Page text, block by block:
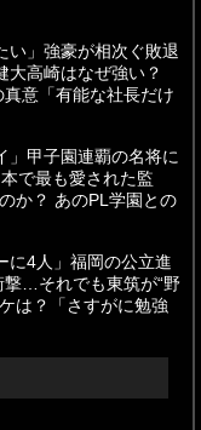
い」強豪が相次ぐ敗退
高崎はなぜ強い？
真意「有能な社長だけ
」甲子園連覇の名将に
で最も愛された監
か？ あのPL学園との
に4人」福岡の公立進
撃…それでも東筑が“野
は？「さすがに勉強